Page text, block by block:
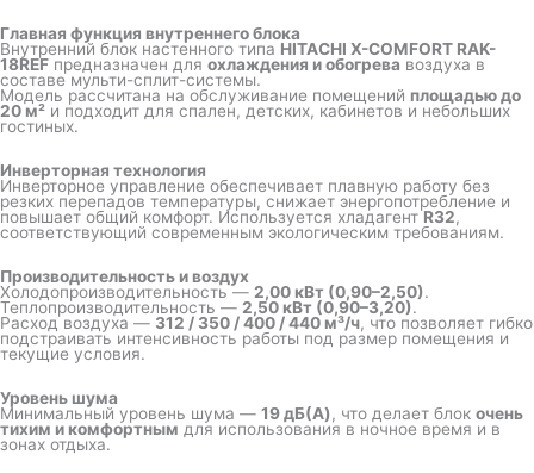
Главная функция внутреннего блока
Внутренний блок настенного типа HITACHI X-COMFORT RAK-
18REF предназначен для охлаждения и обогрева воздуха в
составе мульти-сплит-системы.
Модель рассчитана на обслуживание помещений площадью до
20 м² и подходит для спален, детских, кабинетов и небольших
гостиных.
Инверторная технология
Инверторное управление обеспечивает плавную работу без
резких перепадов температуры, снижает энергопотребление и
повышает общий комфорт. Используется хладагентR32,
соответствующий современным экологическим требованиям.
Производительность и воздух
Холодопроизводительность — 2,00 кВт (0,90–2,50).
Теплопроизводительность — 2,50 кВт (0,90–3,20).
Расход воздуха — 312 / 350 / 400 / 440 м³/ч, что позволяет гибко
подстраивать интенсивность работы под размер помещения и
текущие условия.
Уровень шума
Минимальный уровень шума — 19 дБ(A), что делает блок очень
тихим и комфортным для использования в ночное время и в
зонах отдыха.